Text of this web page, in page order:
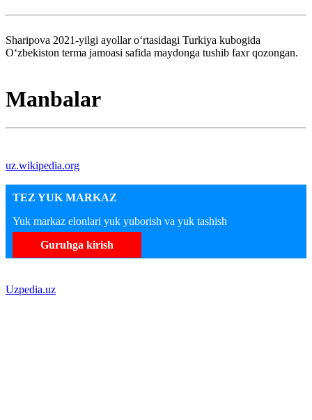
Sharipova 2021-yilgi ayollar oʻrtasidagi Turkiya kubogida
Oʻzbekiston terma jamoasi safida maydonga tushib faxr qozongan.
Manbalar
uz.wikipedia.org
TEZ YUK MARKAZ
Yuk markaz elonlari yuk yuborish va yuk tashish
Guruhga kirish
Uzpedia.uz